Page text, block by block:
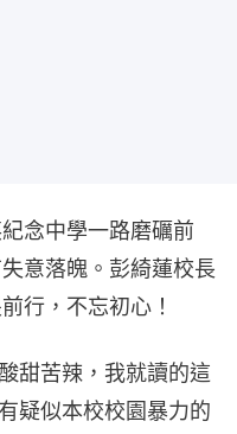
念中學一路磨礪前
意落魄。彭綺蓮校長
行，不忘初心！
甜苦辣，我就讀的這
疑似本校校園暴力的